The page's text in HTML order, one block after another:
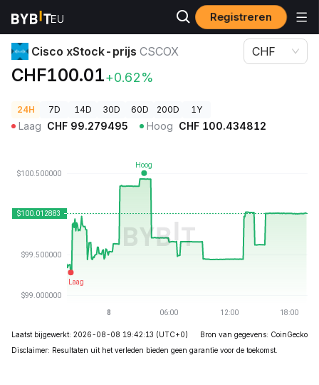
Registreren
Cryptoprijzen Cisco xStock-prijs CSCOX
Cisco xStock-prijs CSCOX
CHF100.01+0.62%
CHF
24H 7D 14D 30D 60D 200D 1Y
Laag CHF 99.279495 Hoog CHF 100.434812
Laatst bijgewerkt: 2026-08-08 19:42:13 (UTC+0)
Bron van gegevens: CoinGecko
Disclaimer: Resultaten uit het verleden bieden geen garantie voor de toekomst.